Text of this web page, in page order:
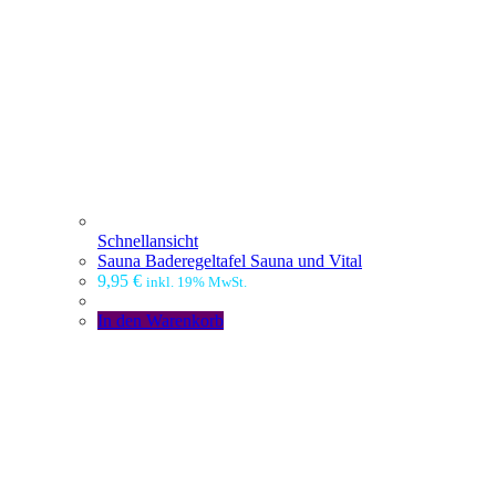
Schnellansicht
Sauna Baderegeltafel Sauna und Vital
9,95 € inkl. 19% MwSt.
In den Warenkorb